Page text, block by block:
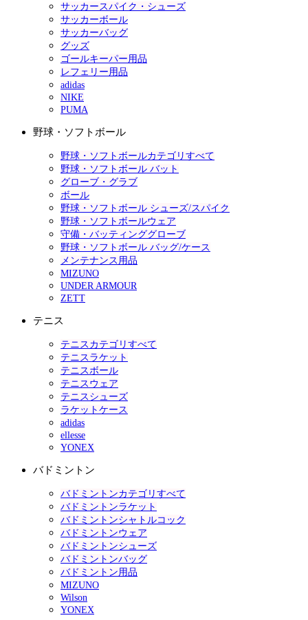
サッカースパイク・シューズ
サッカーボール
サッカーバッグ
グッズ
ゴールキーパー用品
レフェリー用品
adidas
NIKE
PUMA
野球・ソフトボール
野球・ソフトボールカテゴリすべて
野球・ソフトボール バット
グローブ・グラブ
ボール
野球・ソフトボール シューズ/スパイク
野球・ソフトボールウェア
守備・バッティンググローブ
野球・ソフトボール バッグ/ケース
メンテナンス用品
MIZUNO
UNDER ARMOUR
ZETT
テニス
テニスカテゴリすべて
テニスラケット
テニスボール
テニスウェア
テニスシューズ
ラケットケース
adidas
ellesse
YONEX
バドミントン
バドミントンカテゴリすべて
バドミントンラケット
バドミントンシャトルコック
バドミントンウェア
バドミントンシューズ
バドミントンバッグ
バドミントン用品
MIZUNO
Wilson
YONEX